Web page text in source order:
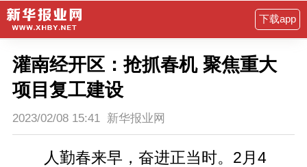
下载app
灌南经开区：抢抓春机 聚焦重大
项目复工建设
2023/02/08 15:41 新华报业网
人勤春来早，奋进正当时。2月4